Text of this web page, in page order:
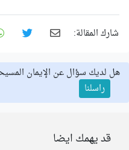
شارك المقالة:
هل لديك سؤال عن الإيمان
راسلنا
قد يهمك ايضا